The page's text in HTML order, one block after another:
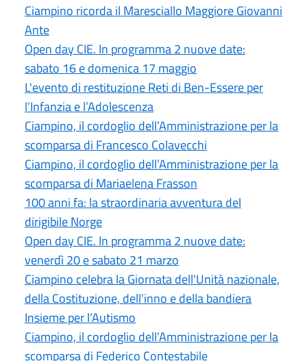
Ciampino ricorda il Maresciallo Maggiore Giovanni
Ante
Open day CIE. In programma 2 nuove date:
sabato 16 e domenica 17 maggio
L'evento di restituzione Reti di Ben-Essere per
l’Infanzia e l’Adolescenza
Ciampino, il cordoglio dell’Amministrazione per la
scomparsa di Francesco Colavecchi
Ciampino, il cordoglio dell’Amministrazione per la
scomparsa di Mariaelena Frasson
100 anni fa: la straordinaria avventura del
dirigibile Norge
Open day CIE. In programma 2 nuove date:
venerdì 20 e sabato 21 marzo
Ciampino celebra la Giornata dell'Unità nazionale,
della Costituzione, dell'inno e della bandiera
Insieme per l’Autismo
Ciampino, il cordoglio dell’Amministrazione per la
scomparsa di Federico Contestabile